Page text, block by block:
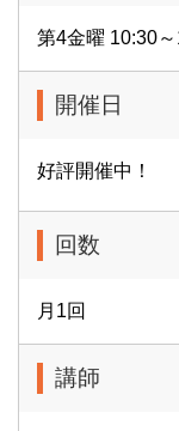
第4金曜 10:30
開催日
好評開催中！
回数
月1回
講師